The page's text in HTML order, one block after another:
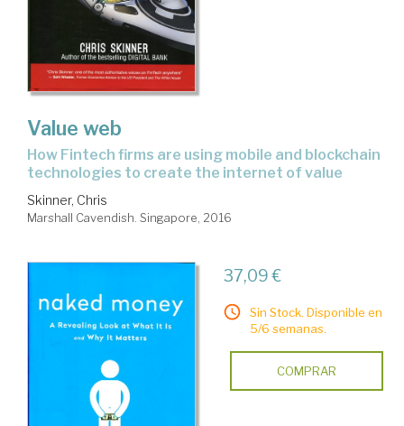
Value web
How Fintech firms are using mobile and blockchain
technologies to create the internet of value
Skinner, Chris
Marshall Cavendish. Singapore, 2016
37,09 €
Sin Stock. Disponible en
5/6 semanas.
COMPRAR